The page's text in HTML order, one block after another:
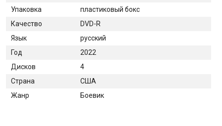
Упаковка
пластиковый бокс
Качество
DVD-R
Язык
русский
Год
2022
Дисков
4
Страна
США
Жанр
Боевик